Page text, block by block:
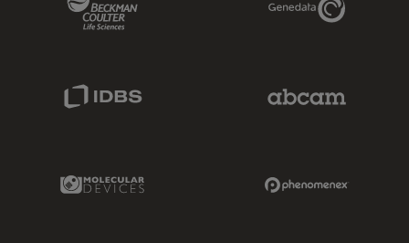
IDBS Link
Molecular Devices Link